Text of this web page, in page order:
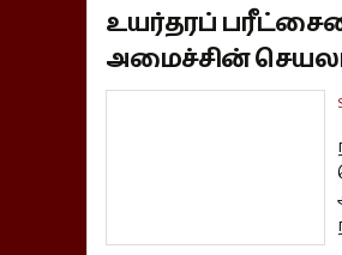
உயர்தரப்
அமைச்சின்